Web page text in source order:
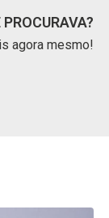
agora mesmo!